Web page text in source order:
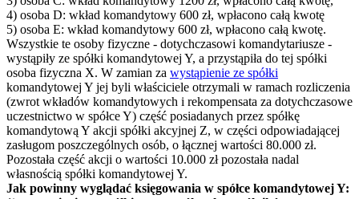
4) osoba D: wkład komandytowy 600 zł, wpłacono całą kwotę
5) osoba E: wkład komandytowy 600 zł, wpłacono całą kwotę.
Wszystkie te osoby fizyczne - dotychczasowi komandytariusze -
wystąpiły ze spółki komandytowej Y, a przystąpiła do tej spółki
osoba fizyczna X. W zamian za wystąpienie ze spółki
komandytowej Y jej byli właściciele otrzymali w ramach rozliczenia
(zwrot wkładów komandytowych i rekompensata za dotychczasowe
uczestnictwo w spółce Y) część posiadanych przez spółkę
komandytową Y akcji spółki akcyjnej Z, w części odpowiadającej
zasługom poszczególnych osób, o łącznej wartości 80.000 zł.
Pozostała część akcji o wartości 10.000 zł pozostała nadal
własnością spółki komandytowej Y.
Jak powinny wyglądać księgowania w spółce komandytowej Y: